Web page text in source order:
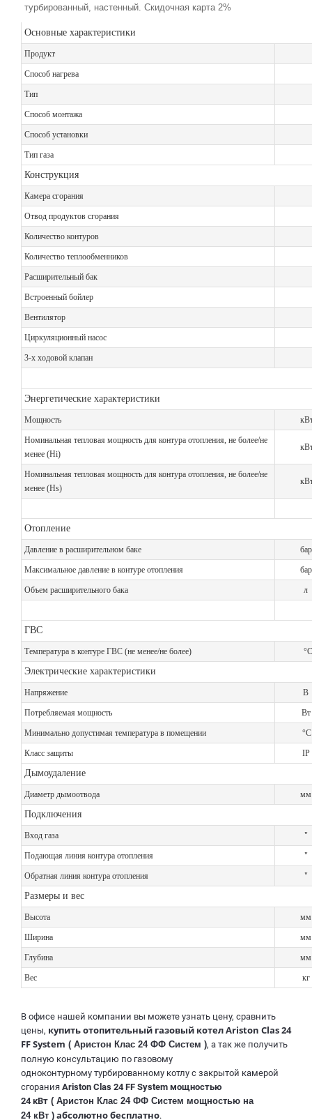
турбированный, настенный. Скидочная карта 2%
Основные характеристики
Продукт
Способ нагрева
Тип
Способ монтажа
Способ установки
Тип газа
Конструкция
Камера сгорания
Отвод продуктов сгорания
Количество контуров
Количество теплообменников
Расширительный бак
Встроенный бойлер
Вентилятор
Циркуляционный насос
3-х ходовой клапан
Энергетические характеристики
Мощность
Номинальная тепловая мощность для контура отопления, не более/не
менее (Hi)
Номинальная тепловая мощность для контура отопления, не более/не
менее (Hs)
Отопление
Давление в расширительном баке
Максимальное давление в контуре отопления
Объем расширительного бака л
ГВС
Температура в контуре ГВС (не менее/не более) °C
Электрические характеристики
Напряжение В
Потребляемая мощность Вт
Минимально допустимая температура в помещении
Класс защиты IP
Дымоудаление
Диаметр дымоотвода
Подключения
Вход газа "
Подающая линия контура отопления "
Обратная линия контура отопления "
Размеры и вес
Высота
Ширина
Глубина
Вес кг
В офисе нашей компании вы можете узнать цену, сравнить
цены, купить отопительный газовый котел Ariston Clas 24
FF System ( Аристон Клас 24 ФФ Систем ), а так же получить
полную консультацию по газовому
одноконтурному турбированному котлу с закрытой камерой
сгорания Ariston Clas 24 FF System мощностью
24 кВт ( Аристон Клас 24 ФФ Систем мощностью на
24 кВт ) абсолютно бесплатно.